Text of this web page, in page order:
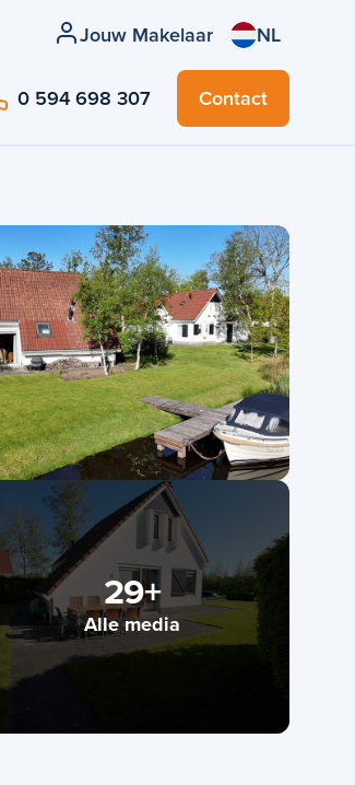
Jouw Makelaar NL
0 594 698 307 Contact
29+
Alle media